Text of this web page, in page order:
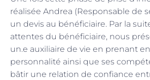
réalisée Andrea (Responsable de
un devis au bénéficiaire. Par la
attentes du bénéficiaire, nous
un.e auxiliaire de vie en prenant
personnalité ainsi que ses
bâtir une relation de confiance